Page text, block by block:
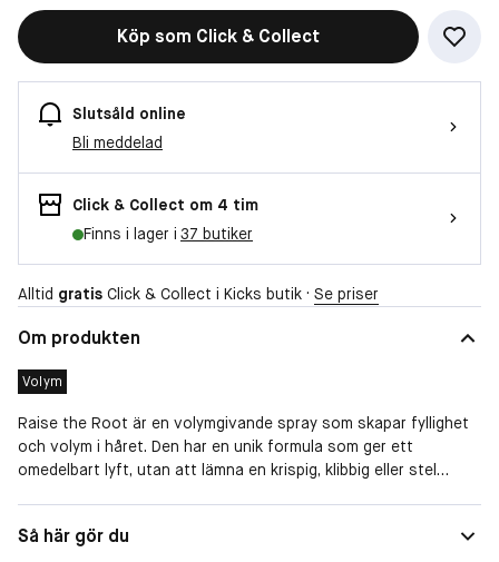
Köp som Click & Collect
Slutsåld online
Bli meddelad
Click & Collect om 4 tim
Finns i lager i 37 butiker
Alltid gratis Click & Collect i Kicks butik · Se priser
Om produkten
Volym
Raise the Root är en volymgivande spray som skapar fyllighet
och volym i håret. Den har en unik formula som ger ett
omedelbart lyft, utan att lämna en krispig, klibbig eller stel
Innehåller UV- och värmeskydd.
Så här gör du